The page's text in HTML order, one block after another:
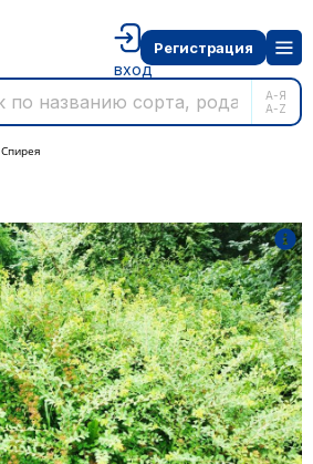
А-Я
A-Z
вход
Регистрация
Спирея